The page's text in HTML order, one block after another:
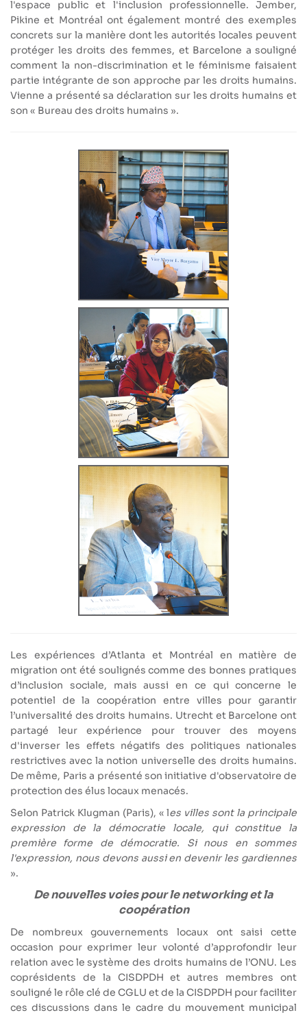
l'espace public et l'inclusion professionnelle. Jember,
Pikine et Montréal ont également montré des exemples
concrets sur la manière dont les autorités locales peuvent
protéger les droits des femmes, et Barcelone a souligné
comment la non-discrimination et le féminisme faisaient
partie intégrante de son approche par les droits humains.
Vienne a présenté sa déclaration sur les droits humains et
son « Bureau des droits humains ».
Les expériences d’Atlanta et Montréal en matière de
migration ont été soulignés comme des bonnes pratiques
d’inclusion sociale, mais aussi en ce qui concerne le
potentiel de la coopération entre villes pour garantir
l’universalité des droits humains. Utrecht et Barcelone ont
partagé leur expérience pour trouver des moyens
d'inverser les effets négatifs des politiques nationales
restrictives avec la notion universelle des droits humains.
De même, Paris a présenté son initiative d'observatoire de
protection des élus locaux menacés.
Selon Patrick Klugman (Paris), « les villes sont la principale
expression de la démocratie locale, qui constitue la
première forme de démocratie. Si nous en sommes
l'expression, nous devons aussi en devenir les gardiennes
».
De nouvelles voies pour le networking et la
coopération
De nombreux gouvernements locaux ont saisi cette
occasion pour exprimer leur volonté d’approfondir leur
relation avec le système des droits humains de l’ONU. Les
coprésidents de la CISDPDH et autres membres ont
souligné le rôle clé de CGLU et de la CISDPDH pour faciliter
ces discussions dans le cadre du mouvement municipal